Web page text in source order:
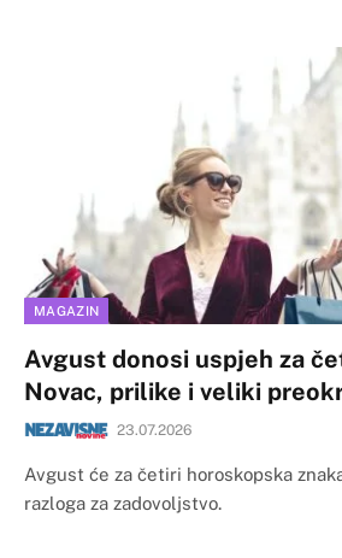
MAGAZIN
Avgust donosi uspjeh za
Novac, prilike i veliki
23.07.2026
Avgust će za četiri horoskopska
razloga za zadovoljstvo.